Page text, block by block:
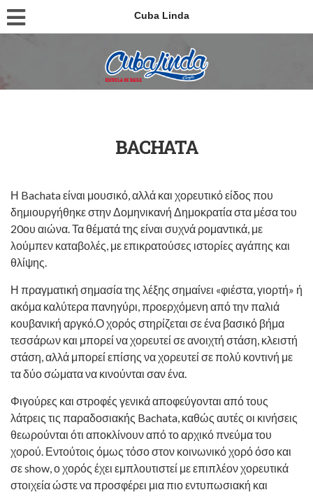
Cuba Linda
BACHATA
Η Bachata είναι μουσικό, αλλά και χορευτικό είδος που
δημιουργήθηκε στην Δομηνικανή Δημοκρατία στα μέσα του
20ου αιώνα. Τα θέματά της είναι συχνά ρομαντικά, με
λούμπεν καταβολές, με επικρατούσες ιστορίες αγάπης και
θλίψης.
Η πραγματική σημασία της λέξης σημαίνει «φιέστα, γιορτή» ή
ακόμα καλύτερα πανηγύρι, προερχόμενη από την παλιά
κουβανική αργκό.Ο χορός στηρίζεται σε ένα βασικό βήμα
τεσσάρων και μπορεί να χορευτεί σε ανοιχτή στάση, κλειστή
στάση, αλλά μπορεί επίσης να χορευτεί σε πολύ κοντινή με
τα δύο σώματα να κινούνται σαν ένα.
Φιγούρες και στροφές γενικά αποφεύγονται από τους
λάτρεις τις παραδοσιακής Bachata, καθώς αυτές οι κινήσεις
θεωρούνται ότι αποκλίνουν από το αρχικό πνεύμα του
χορού. Εντούτοις όμως τόσο στον κοινωνικό χορό όσο και
σε show, ο χορός έχει εμπλουτιστεί με επιπλέον χορευτικά
στοιχεία ώστε να προσφέρει μια πιο εντυπωσιακή και